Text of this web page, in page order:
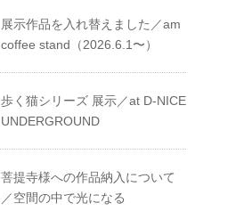
展示作品を入れ替えました／am
coffee stand（2026.6.1〜）
歩く猫シリーズ 展示／at D-NICE
UNDERGROUND
菩提寺様への作品納入について
／空間の中で光になる